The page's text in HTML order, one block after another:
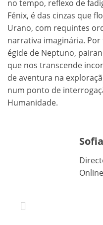
no tempo, reflexo de
Fénix, é das cinzas que
Urano, com requintes
narrativa imaginária.
égide de Neptuno,
que nos transcende
de aventura na
num ponto de
Humanidade.
Online